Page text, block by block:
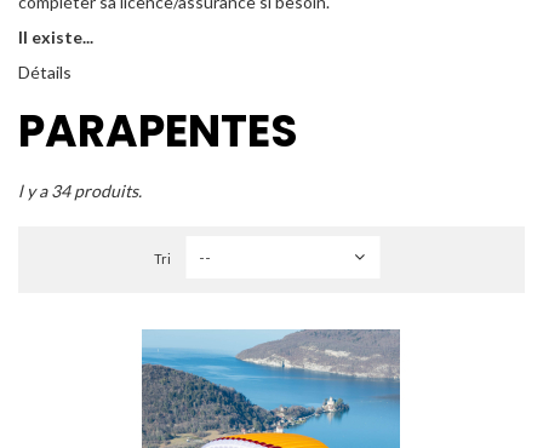
Il existe...
Détails
PARAPENTES
l y a 34 produits.
Tri